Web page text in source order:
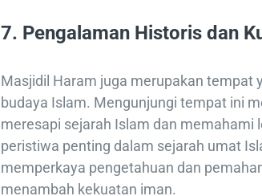
7. Pengalaman Historis dan
Masjidil Haram juga merupakan tempat
budaya Islam. Mengunjungi tempat ini
meresapi sejarah Islam dan memahami
peristiwa penting dalam sejarah umat
memperkaya pengetahuan dan
menambah kekuatan iman.